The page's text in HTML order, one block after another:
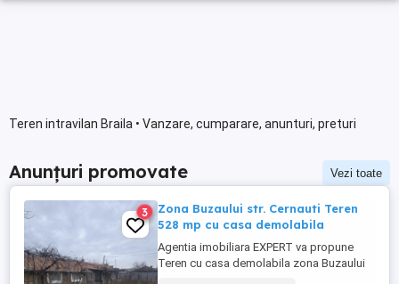
Teren intravilan Braila • Vanzare, cumparare, anunturi, preturi
Anunțuri promovate Vezi toate
3
Zona Buzaului str. Cernauti Teren
528 mp cu casa demolabila
Agentia imobiliara EXPERT va propune
Teren cu casa demolabila zona Buzaului